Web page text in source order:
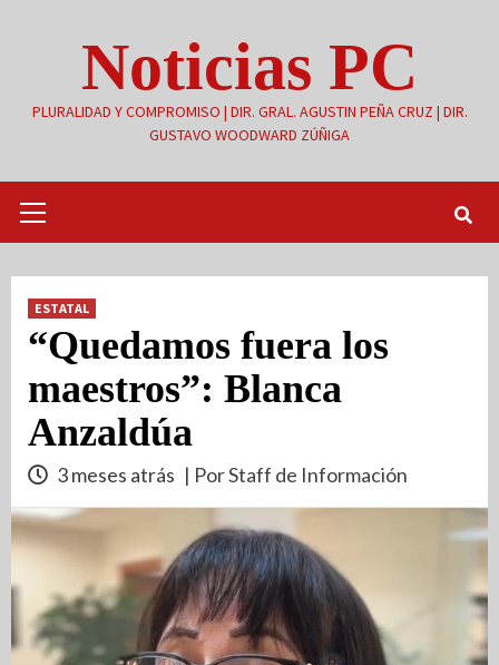
Noticias PC
PLURALIDAD Y COMPROMISO | DIR. GRAL. AGUSTIN PEÑA CRUZ | DIR.
GUSTAVO WOODWARD ZÚÑIGA
primario
ESTATAL
“Quedamos fuera los
maestros”: Blanca
Anzaldúa
3 meses atrás | Por Staff de Información